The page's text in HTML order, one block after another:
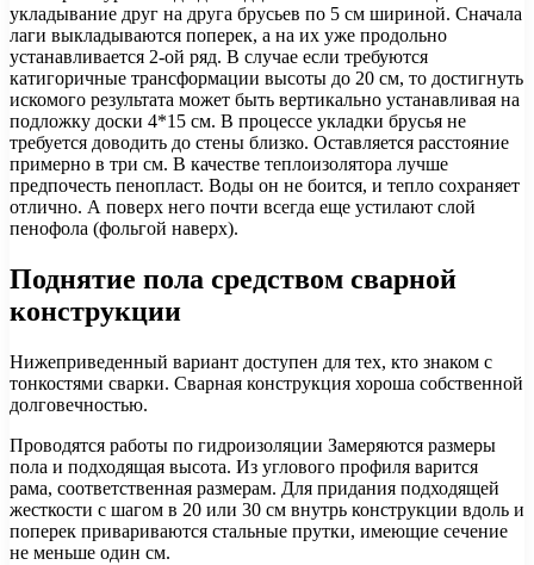
укладывание друг на друга брусьев по 5 см шириной. Сначала
лаги выкладываются поперек, а на их уже продольно
устанавливается 2-ой ряд. В случае если требуются
катигоричные трансформации высоты до 20 см, то достигнуть
искомого результата может быть вертикально устанавливая на
подложку доски 4*15 см. В процессе укладки брусья не
требуется доводить до стены близко. Оставляется расстояние
примерно в три см. В качестве теплоизолятора лучше
предпочесть пенопласт. Воды он не боится, и тепло сохраняет
отлично. А поверх него почти всегда еще устилают слой
пенофола (фольгой наверх).
Поднятие пола средством сварной
конструкции
Нижеприведенный вариант доступен для тех, кто знаком с
тонкостями сварки. Сварная конструкция хороша собственной
долговечностью.
Проводятся работы по гидроизоляции Замеряются размеры
пола и подходящая высота. Из углового профиля варится
рама, соответственная размерам. Для придания подходящей
жесткости с шагом в 20 или 30 см внутрь конструкции вдоль и
поперек привариваются стальные прутки, имеющие сечение
не меньше один см.